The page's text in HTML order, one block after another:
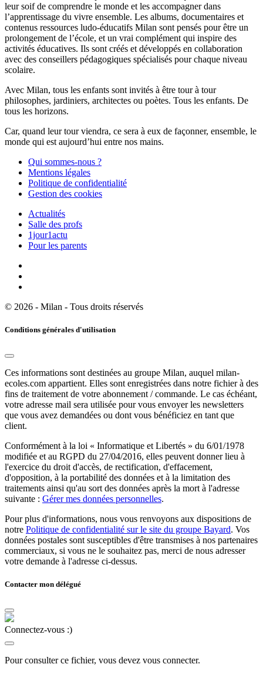
leur soif de comprendre le monde et les accompagner dans
l’apprentissage du vivre ensemble. Les albums, documentaires et
contenus ressources ludo-éducatifs Milan sont pensés pour être un
prolongement de l’école, et un vrai complément qui inspire des
activités éducatives. Ils sont créés et développés en collaboration
avec des conseillers pédagogiques spécialisés pour chaque niveau
scolaire.
Avec Milan, tous les enfants sont invités à être tour à tour
philosophes, jardiniers, architectes ou poètes. Tous les enfants. De
tous les horizons.
Car, quand leur tour viendra, ce sera à eux de façonner, ensemble, le
monde qui est aujourd’hui entre nos mains.
Qui sommes-nous ?
Mentions légales
Politique de confidentialité
Gestion des cookies
Actualités
Salle des profs
1jour1actu
Pour les parents
© 2026 - Milan - Tous droits réservés
Conditions générales d'utilisation
Ces informations sont destinées au groupe Milan, auquel milan-
ecoles.com appartient. Elles sont enregistrées dans notre fichier à des
fins de traitement de votre abonnement / commande. Le cas échéant,
votre adresse mail sera utilisée pour vous envoyer les newsletters
que vous avez demandées ou dont vous bénéficiez en tant que
client.
Conformément à la loi « Informatique et Libertés » du 6/01/1978
modifiée et au RGPD du 27/04/2016, elles peuvent donner lieu à
l'exercice du droit d'accès, de rectification, d'effacement,
d'opposition, à la portabilité des données et à la limitation des
traitements ainsi qu'au sort des données après la mort à l'adresse
suivante : Gérer mes données personnelles.
Pour plus d'informations, nous vous renvoyons aux dispositions de
notre Politique de confidentialité sur le site du groupe Bayard. Vos
données postales sont susceptibles d'être transmises à nos partenaires
commerciaux, si vous ne le souhaitez pas, merci de nous adresser
votre demande à l'adresse ci-dessus.
Contacter mon délégué
Connectez-vous :)
Pour consulter ce fichier, vous devez vous connecter.